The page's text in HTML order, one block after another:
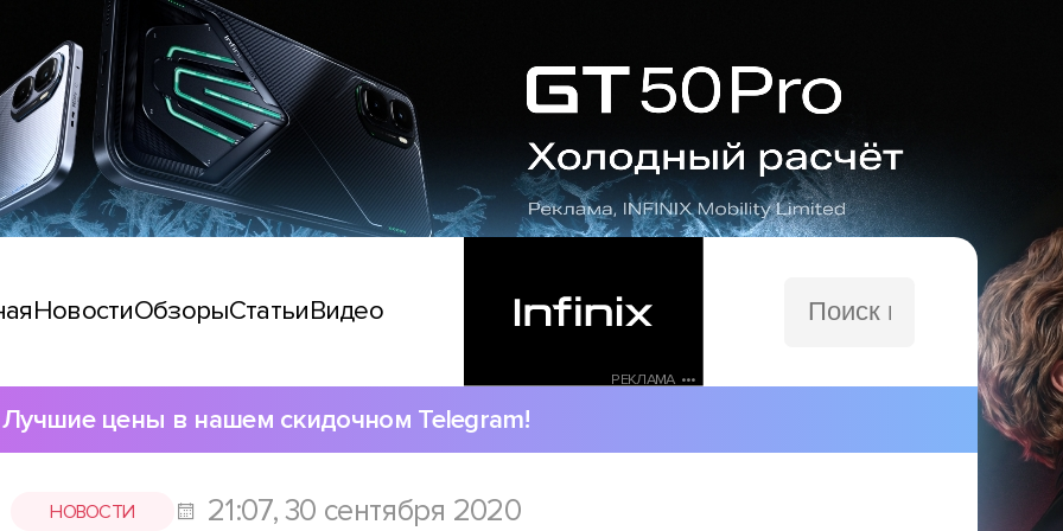
НовостиОбзорыСтатьиВидео
РЕКЛАМА •••
сайту
Лучшие цены в нашем скидочном Telegram!
НОВОСТИ 21:07, 30 сентября 2020